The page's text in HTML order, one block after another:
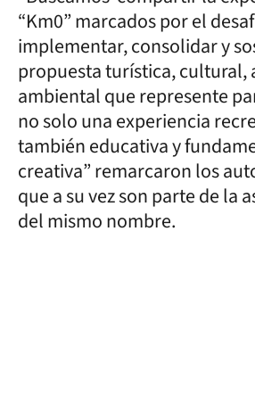
“Km0” marcados por el
implementar, consolidar y
propuesta turística, cultural,
ambiental que represente
no solo una experiencia
también educativa y
creativa” remarcaron los
que a su vez son parte de la
del mismo nombre.